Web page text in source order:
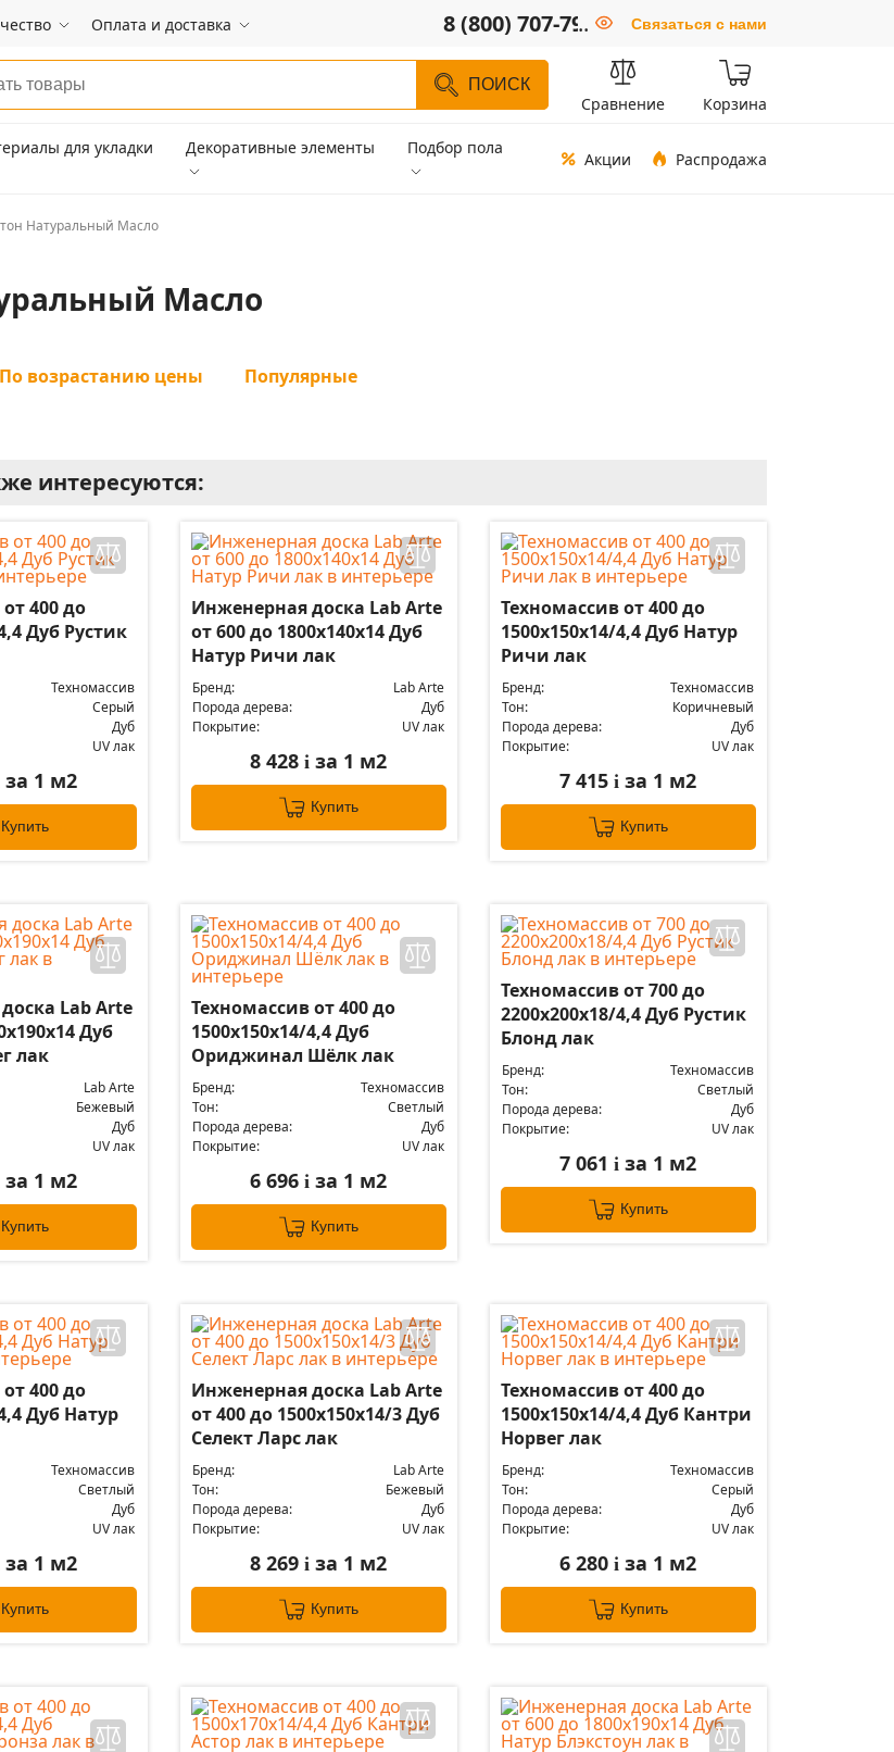
Оплата и доставка 8 (800) 707-79-66
.. Связаться с нами
ПОИСК
Сравнение Корзина
для укладки Декоративные элементы Подбор пола
Акции Распродажа
Натуральный Масло
Масло
По возрастанию цены Популярные
интересуются:
400 до
Дуб Рустик
Техномассив
Серый
Дуб
UV лак
за 1 м2
Купить
Инженерная доска Lab Arte
от 600 до 1800х140х14 Дуб
Натур Ричи лак
Бренд:
Lab Arte
Порода дерева:
Дуб
Покрытие:
UV лак
8 428i за 1 м2
Купить
Техномассив от 400 до
1500х150х14/4,4 Дуб Натур
Ричи лак
Бренд:
Техномассив
Тон:
Коричневый
Порода дерева:
Дуб
Покрытие:
UV лак
7 415i за 1 м2
Купить
Lab Arte
Дуб
лак
Lab Arte
Бежевый
Дуб
UV лак
за 1 м2
Купить
Техномассив от 400 до
1500х150х14/4,4 Дуб
Ориджинал Шёлк лак
Бренд:
Техномассив
Тон:
Светлый
Порода дерева:
Дуб
Покрытие:
UV лак
6 696i за 1 м2
Купить
Техномассив от 700 до
2200х200х18/4,4 Дуб Рустик
Блонд лак
Бренд:
Техномассив
Тон:
Светлый
Порода дерева:
Дуб
Покрытие:
UV лак
7 061i за 1 м2
Купить
400 до
Дуб Натур
Техномассив
Светлый
Дуб
UV лак
за 1 м2
Купить
Инженерная доска Lab Arte
от 400 до 1500х150х14/3 Дуб
Селект Ларс лак
Бренд:
Lab Arte
Тон:
Бежевый
Порода дерева:
Дуб
Покрытие:
UV лак
8 269i за 1 м2
Купить
Техномассив от 400 до
1500х150х14/4,4 Дуб Кантри
Норвег лак
Бренд:
Техномассив
Тон:
Серый
Порода дерева:
Дуб
Покрытие:
UV лак
6 280i за 1 м2
Купить